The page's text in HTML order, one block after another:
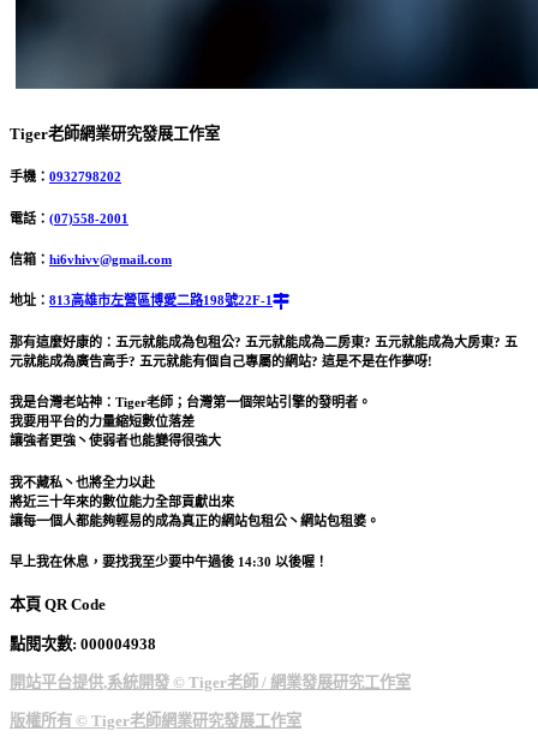
Tiger老師網業研究發展工作室
手機： 0932798202
電話： (07)558-2001
信箱： hi6vhivv@gmail.com
地址： 813高雄市左營區博愛二路198號22F-1
那有這麼好康的：五元就能成為包租公? 五元就能成為二房東? 五元就能成為大房東? 五
元就能成為廣告高手? 五元就能有個自己專屬的網站? 這是不是在作夢呀!
我是台灣老站神：Tiger老師；台灣第一個架站引擎的發明者。
我要用平台的力量縮短數位落差
讓強者更強丶使弱者也能變得很強大
我不藏私丶也將全力以赴
將近三十年來的數位能力全部貢獻出來
讓每一個人都能夠輕易的成為真正的網站包租公丶網站包租婆。
早上我在休息，要找我至少要中午過後 14:30 以後喔！
本頁 QR Code
點閱次數: 000004938
開站平台提供,系統開發 © Tiger老師 / 網業發展研究工作室
版權所有 © Tiger老師網業研究發展工作室